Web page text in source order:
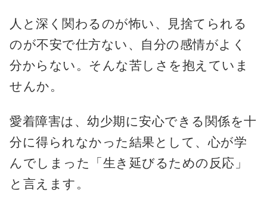
人と深く関わるのが怖い、見捨てられる
のが不安で仕方ない、自分の感情がよく
分からない。そんな苦しさを抱えていま
せんか。
愛着障害は、幼少期に安心できる関係を十
分に得られなかった結果として、心が学
んでしまった「生き延びるための反応」
と言えます。